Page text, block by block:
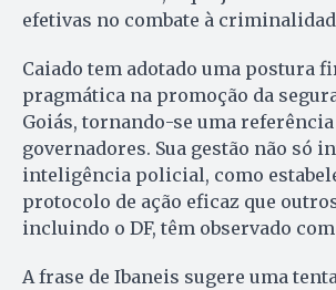
efetivas no combate à
Caiado tem adotado uma postura
pragmática na promoção da
Goiás, tornando-se uma
governadores. Sua gestão não só
inteligência policial, como
protocolo de ação eficaz que
incluindo o DF, têm observado
A frase de Ibaneis sugere uma